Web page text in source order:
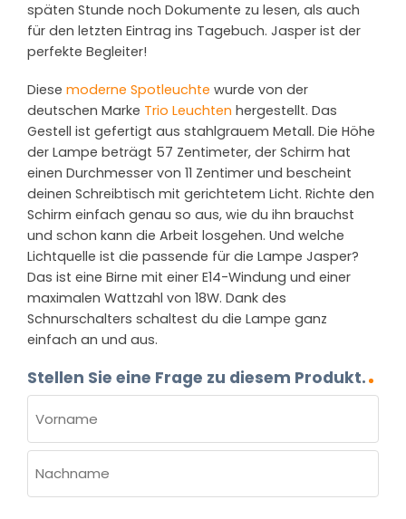
späten Stunde noch Dokumente zu lesen, als auch
für den letzten Eintrag ins Tagebuch. Jasper ist der
perfekte Begleiter!
Diese moderne Spotleuchte wurde von der
deutschen Marke Trio Leuchten hergestellt. Das
Gestell ist gefertigt aus stahlgrauem Metall. Die Höhe
der Lampe beträgt 57 Zentimeter, der Schirm hat
einen Durchmesser von 11 Zentimer und bescheint
deinen Schreibtisch mit gerichtetem Licht. Richte den
Schirm einfach genau so aus, wie du ihn brauchst
und schon kann die Arbeit losgehen. Und welche
Lichtquelle ist die passende für die Lampe Jasper?
Das ist eine Birne mit einer E14-Windung und einer
maximalen Wattzahl von 18W. Dank des
Schnurschalters schaltest du die Lampe ganz
einfach an und aus.
Stellen Sie eine Frage zu diesem Produkt.
(ERFORDERLICH)
Vorname